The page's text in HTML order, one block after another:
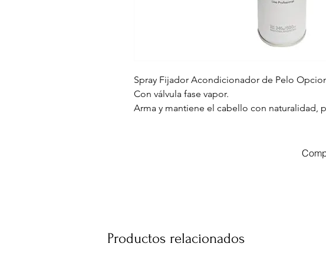
Spray Fijador Acondicionador de Pelo
Con válvula fase vapor.
Arma y mantiene el cabello con naturalidad,
Su fórmula exclusiva permite proteger el
ambiente, confiriendo al cabello brillo,
Productos relacionados